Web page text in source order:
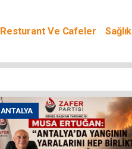
Resturant Ve Cafeler Sağlık
ANTALYA